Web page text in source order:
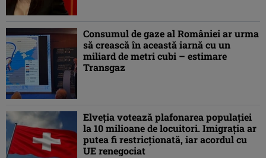
Consumul de gaze al României ar urma
să crească în această iarnă cu un
miliard de metri cubi – estimare
Transgaz
Elveția votează plafonarea populației
la 10 milioane de locuitori. Imigrația ar
putea fi restricționată, iar acordul cu
UE renegociat